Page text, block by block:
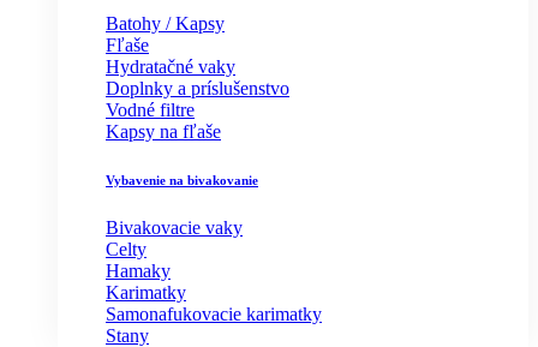
Batohy / Kapsy
Fľaše
Hydratačné vaky
Doplnky a príslušenstvo
Vodné filtre
Kapsy na fľaše
Vybavenie na bivakovanie
Bivakovacie vaky
Celty
Hamaky
Karimatky
Samonafukovacie karimatky
Stany